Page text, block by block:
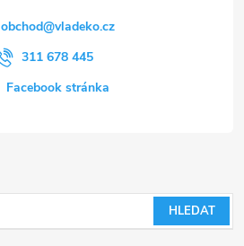
HLEDAT
obchod@vladeko.cz
311 678 445
Facebook stránka